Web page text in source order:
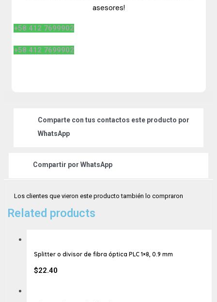
asesores!
+58 412 7699902
+58 412 7699902
Comparte con tus contactos este producto por
WhatsApp
Compartir por WhatsApp
Los clientes que vieron este producto también lo compraron
Related products
Splitter o divisor de fibra óptica PLC 1×8, 0.9 mm
$22.40